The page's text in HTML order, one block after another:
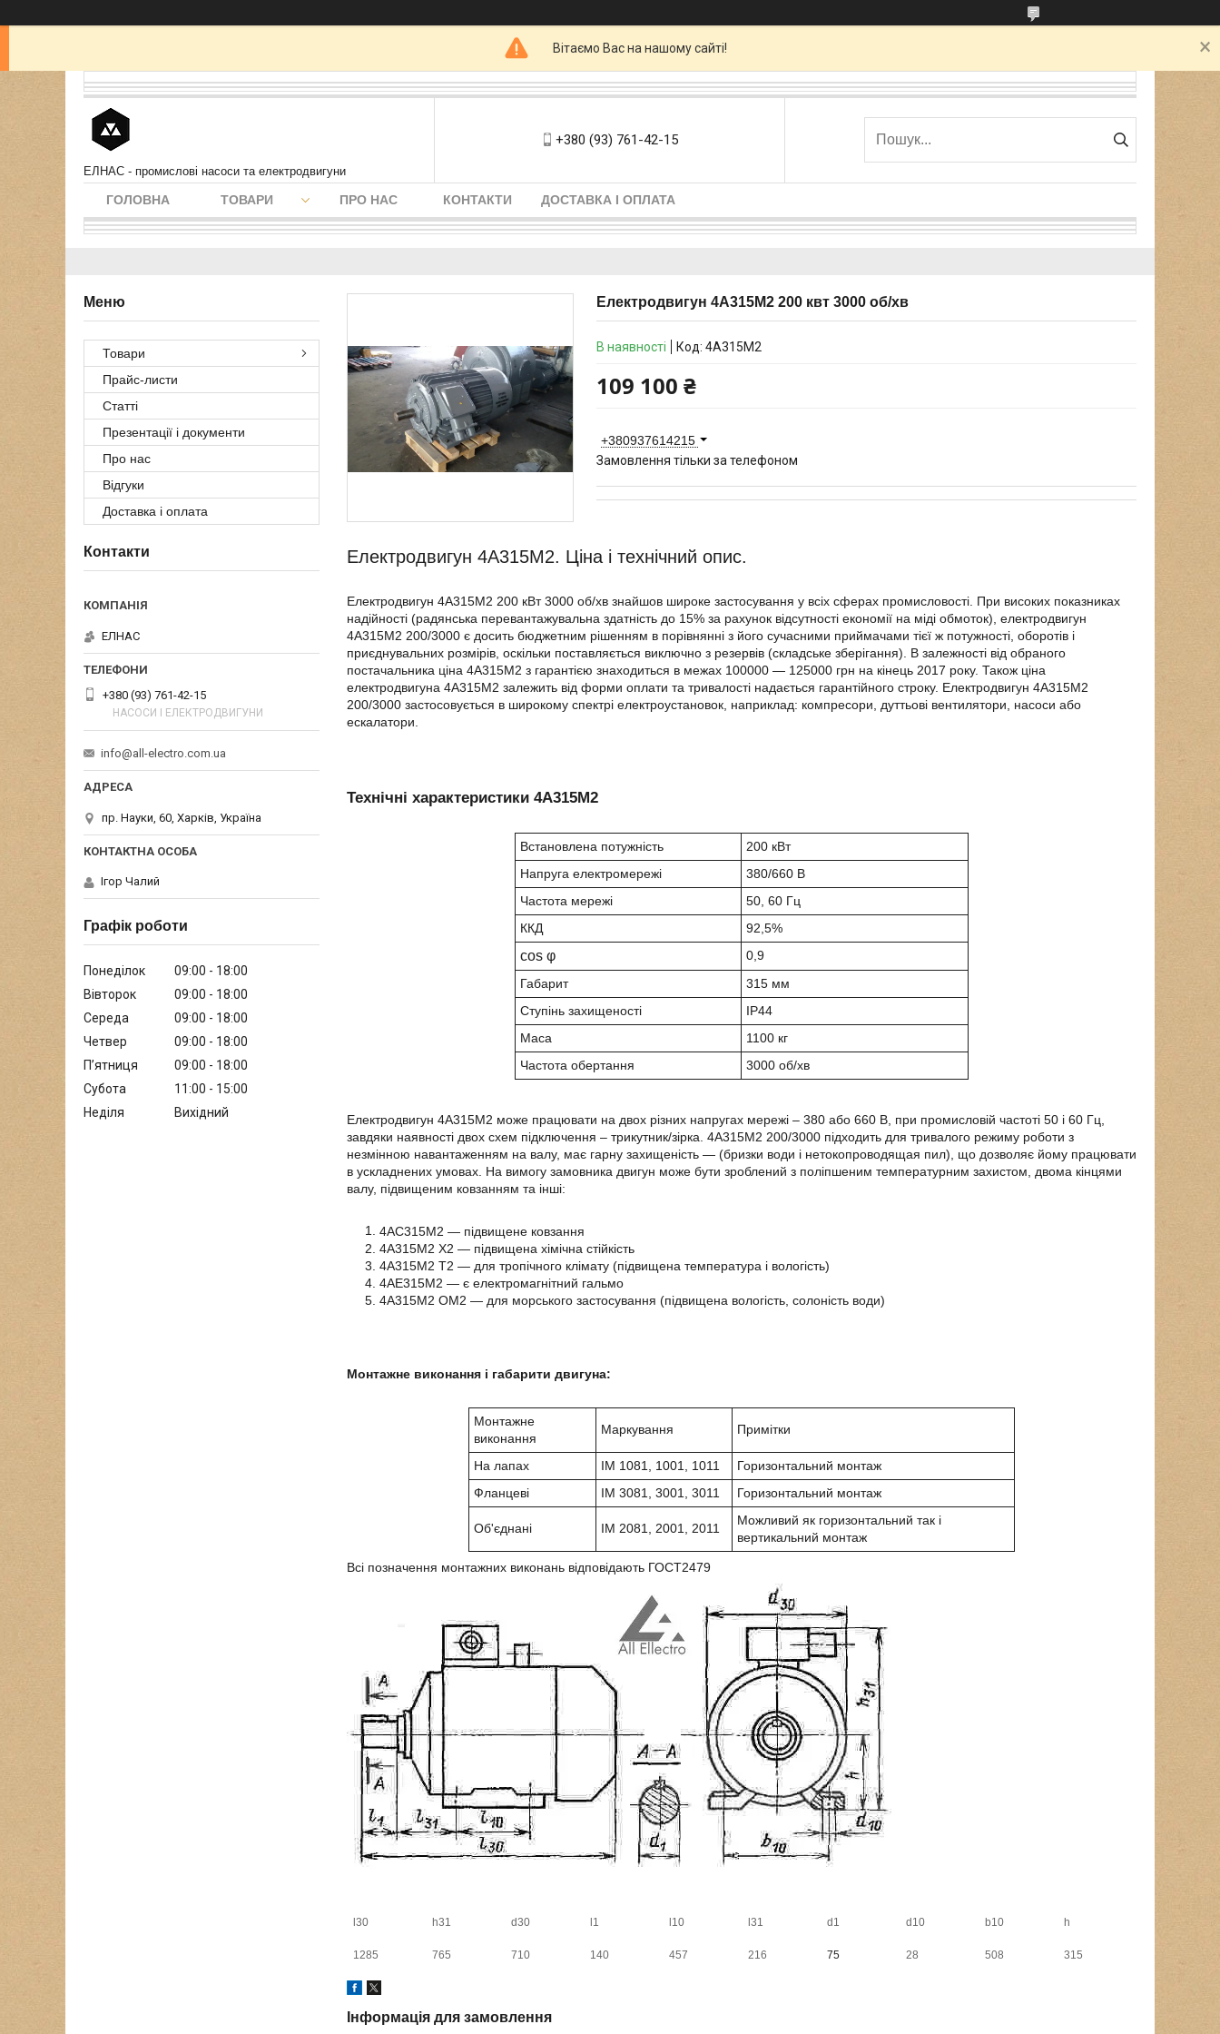
Вітаємо Вас на нашому сайті!
ЕЛНАС - промислові насоси та електродвигуни
+380 (93) 761-42-15
ГОЛОВНА ТОВАРИ ПРО НАС КОНТАКТИ ДОСТАВКА І ОПЛАТА
Електродвигун 4А315М2 200 квт 3000 об/хв
В наявності Код: 4А315М2
109 100 ₴
+380937614215
Замовлення тільки за телефоном
Електродвигун 4А315М2. Ціна і технічний опис.
Електродвигун 4А315М2 200 кВт 3000 об/хв знайшов широке застосування у всіх сферах промисловості. При високих показниках
надійності (радянська перевантажувальна здатність до 15% за рахунок відсутності економії на міді обмоток), електродвигун
4А315М2 200/3000 є досить бюджетним рішенням в порівнянні з його сучасними приймачами тієї ж потужності, оборотів і
приєднувальних розмірів, оскільки поставляється виключно з резервів (складське зберігання). В залежності від обраного
постачальника ціна 4А315М2 з гарантією знаходиться в межах 100000 ― 125000 грн на кінець 2017 року. Також ціна
електродвигуна 4А315М2 залежить від форми оплати та тривалості надається гарантійного строку. Електродвигун 4А315М2
200/3000 застосовується в широкому спектрі електроустановок, наприклад: компресори, дуттьові вентилятори, насоси або
ескалатори.
Технічні характеристики 4А315М2
Встановлена потужність
200 кВт
Напруга електромережі
380/660 В
Частота мережі
50, 60 Гц
ККД
92,5%
cos φ
0,9
Габарит
315 мм
Ступінь захищеності
IP44
Маса
1100 кг
Частота обертання
3000 об/хв
Електродвигун 4А315М2 може працювати на двох різних напругах мережі – 380 або 660 В, при промисловій частоті 50 і 60 Гц,
завдяки наявності двох схем підключення – трикутник/зірка. 4А315М2 200/3000 підходить для тривалого режиму роботи з
незмінною навантаженням на валу, має гарну захищеність ― (бризки води і нетокопроводящая пил), що дозволяє йому працювати
в ускладнених умовах. На вимогу замовника двигун може бути зроблений з поліпшеним температурним захистом, двома кінцями
валу, підвищеним ковзанням та інші:
4АС315М2 ― підвищене ковзання
4А315М2 Х2 ― підвищена хімічна стійкість
4А315М2 Т2 ― для тропічного клімату (підвищена температура і вологість)
4АЕ315М2 ― є електромагнітний гальмо
4А315М2 ОМ2 ― для морського застосування (підвищена вологість, солоність води)
Монтажне виконання і габарити двигуна:
Монтажне
виконання
Маркування Примітки
На лапах IM 1081, 1001, 1011
Горизонтальний монтаж
Фланцеві
IM 3081, 3001, 3011 Горизонтальний монтаж
Об'єднані IM 2081, 2001, 2011
Можливий як горизонтальний так і
вертикальний монтаж
Всі позначення монтажних виконань відповідають ГОСТ2479
l30 h31 d30 l1 l10 l31 d1 d10 b10 h
1285 765 710 140 457 216 75 28 508 315
Інформація для замовлення
Товари
Прайс-листи
Статті
Презентації і документи
Про нас
Відгуки
Доставка і оплата
Контакти
ЕЛНАС
+380 (93) 761-42-15
НАСОСИ І ЕЛЕКТРОДВИГУНИ
info@all-electro.com.ua
пр. Науки, 60, Харків, Україна
Ігор Чалий
Графік роботи
Понеділок 09:00
18:00
Вівторок
09:00
18:00
Середа
09:00
18:00
Четвер
09:00
18:00
Пʼятниця
09:00
18:00
Субота
11:00
15:00
Неділя
Вихідний